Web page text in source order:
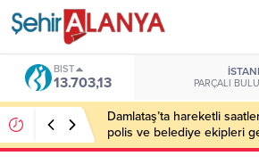
BIST
13.703,13 PARÇALI
Damlataş’ta hareketli
polis ve belediye ekipleri